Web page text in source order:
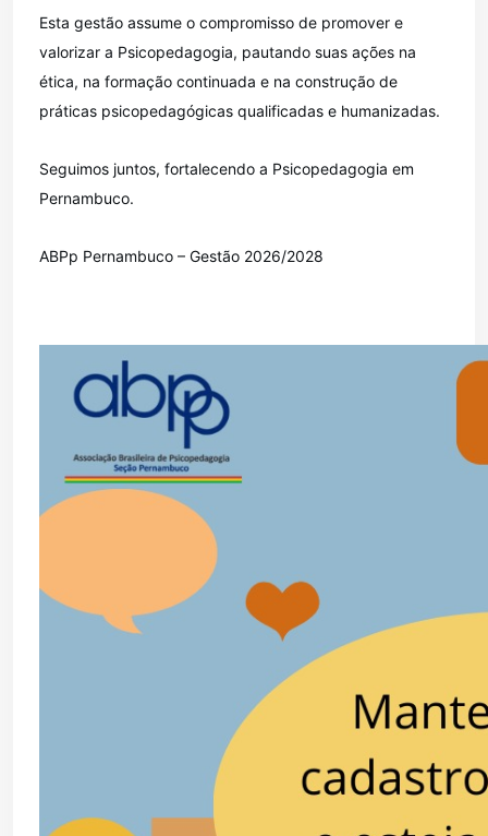
Esta gestão assume o compromisso de promover e
valorizar a Psicopedagogia, pautando suas ações na
ética, na formação continuada e na construção de
práticas psicopedagógicas qualificadas e humanizadas.
Seguimos juntos, fortalecendo a Psicopedagogia em
Pernambuco.
ABPp Pernambuco – Gestão 2026/2028